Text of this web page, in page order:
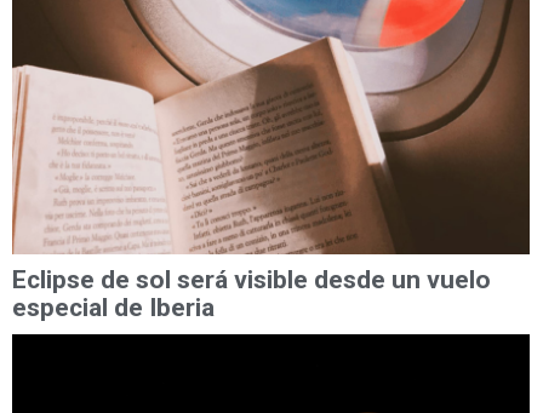
Eclipse de sol será visible desde un vuelo
especial de Iberia